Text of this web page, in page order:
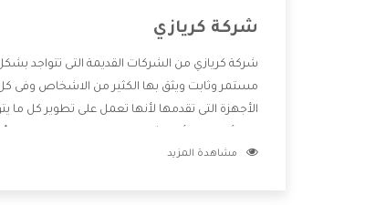
شركة كريازي
شركة كريازي من الشركات القديمة التى تتواجد
مستمر وثابت ويثق بها الكثير من الاشخاص وفى
الأجهزة التى تقدمها لأنها تعمل على تطوير كل ما
خدمات ما بعد البيع مع المنتجات وتقدم للعملاء
مشاهدة المزيد